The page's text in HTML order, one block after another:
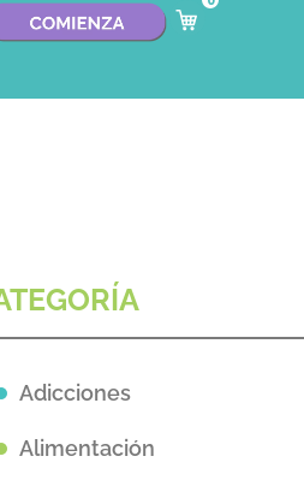
Adicciones
Alimentación